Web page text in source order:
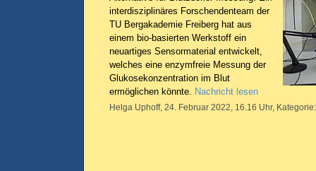
interdisziplinäres Forschendenteam der
TU Bergakademie Freiberg hat aus
einem bio-basierten Werkstoff ein
neuartiges Sensormaterial entwickelt,
welches eine enzymfreie Messung der
Glukosekonzentration im Blut
ermöglichen könnte. Nachricht lesen
Helga Uphoff, 24. Februar 2022, 16.16 Uhr,